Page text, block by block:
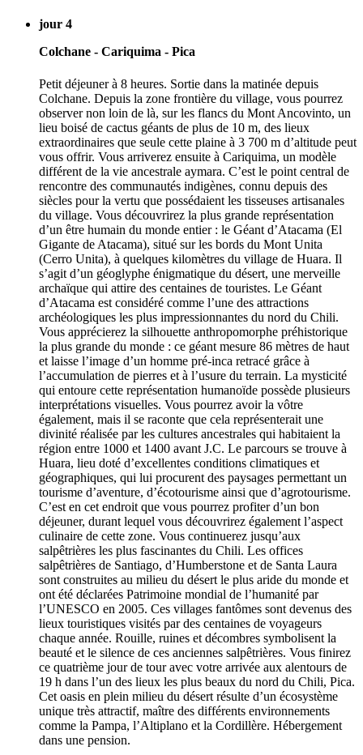
jour 4
Colchane - Cariquima - Pica
Petit déjeuner à 8 heures. Sortie dans la matinée depuis
Colchane. Depuis la zone frontière du village, vous pourrez
observer non loin de là, sur les flancs du Mont Ancovinto, un
lieu boisé de cactus géants de plus de 10 m, des lieux
extraordinaires que seule cette plaine à 3 700 m d’altitude peut
vous offrir. Vous arriverez ensuite à Cariquima, un modèle
différent de la vie ancestrale aymara. C’est le point central de
rencontre des communautés indigènes, connu depuis des
siècles pour la vertu que possédaient les tisseuses artisanales
du village. Vous découvrirez la plus grande représentation
d’un être humain du monde entier : le Géant d’Atacama (El
Gigante de Atacama), situé sur les bords du Mont Unita
(Cerro Unita), à quelques kilomètres du village de Huara. Il
s’agit d’un géoglyphe énigmatique du désert, une merveille
archaïque qui attire des centaines de touristes. Le Géant
d’Atacama est considéré comme l’une des attractions
archéologiques les plus impressionnantes du nord du Chili.
Vous apprécierez la silhouette anthropomorphe préhistorique
la plus grande du monde : ce géant mesure 86 mètres de haut
et laisse l’image d’un homme pré-inca retracé grâce à
l’accumulation de pierres et à l’usure du terrain. La mysticité
qui entoure cette représentation humanoïde possède plusieurs
interprétations visuelles. Vous pourrez avoir la vôtre
également, mais il se raconte que cela représenterait une
divinité réalisée par les cultures ancestrales qui habitaient la
région entre 1000 et 1400 avant J.C. Le parcours se trouve à
Huara, lieu doté d’excellentes conditions climatiques et
géographiques, qui lui procurent des paysages permettant un
tourisme d’aventure, d’écotourisme ainsi que d’agrotourisme.
C’est en cet endroit que vous pourrez profiter d’un bon
déjeuner, durant lequel vous découvrirez également l’aspect
culinaire de cette zone. Vous continuerez jusqu’aux
salpêtrières les plus fascinantes du Chili. Les offices
salpêtrières de Santiago, d’Humberstone et de Santa Laura
sont construites au milieu du désert le plus aride du monde et
ont été déclarées Patrimoine mondial de l’humanité par
l’UNESCO en 2005. Ces villages fantômes sont devenus des
lieux touristiques visités par des centaines de voyageurs
chaque année. Rouille, ruines et décombres symbolisent la
beauté et le silence de ces anciennes salpêtrières. Vous finirez
ce quatrième jour de tour avec votre arrivée aux alentours de
19 h dans l’un des lieux les plus beaux du nord du Chili, Pica.
Cet oasis en plein milieu du désert résulte d’un écosystème
unique très attractif, maître des différents environnements
comme la Pampa, l’Altiplano et la Cordillère. Hébergement
dans une pension.